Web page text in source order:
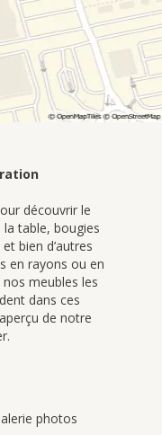
découvrir le
table, bougies
bien d’autres
en rayons ou en
meubles les
dans ces
de notre
photos